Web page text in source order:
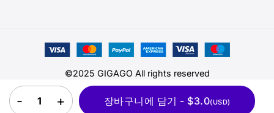
유럽 eSIM 33개국 quantity
장바구니에 담기 - $3.0(USD)
©2025 GIGAGO All rights reserved